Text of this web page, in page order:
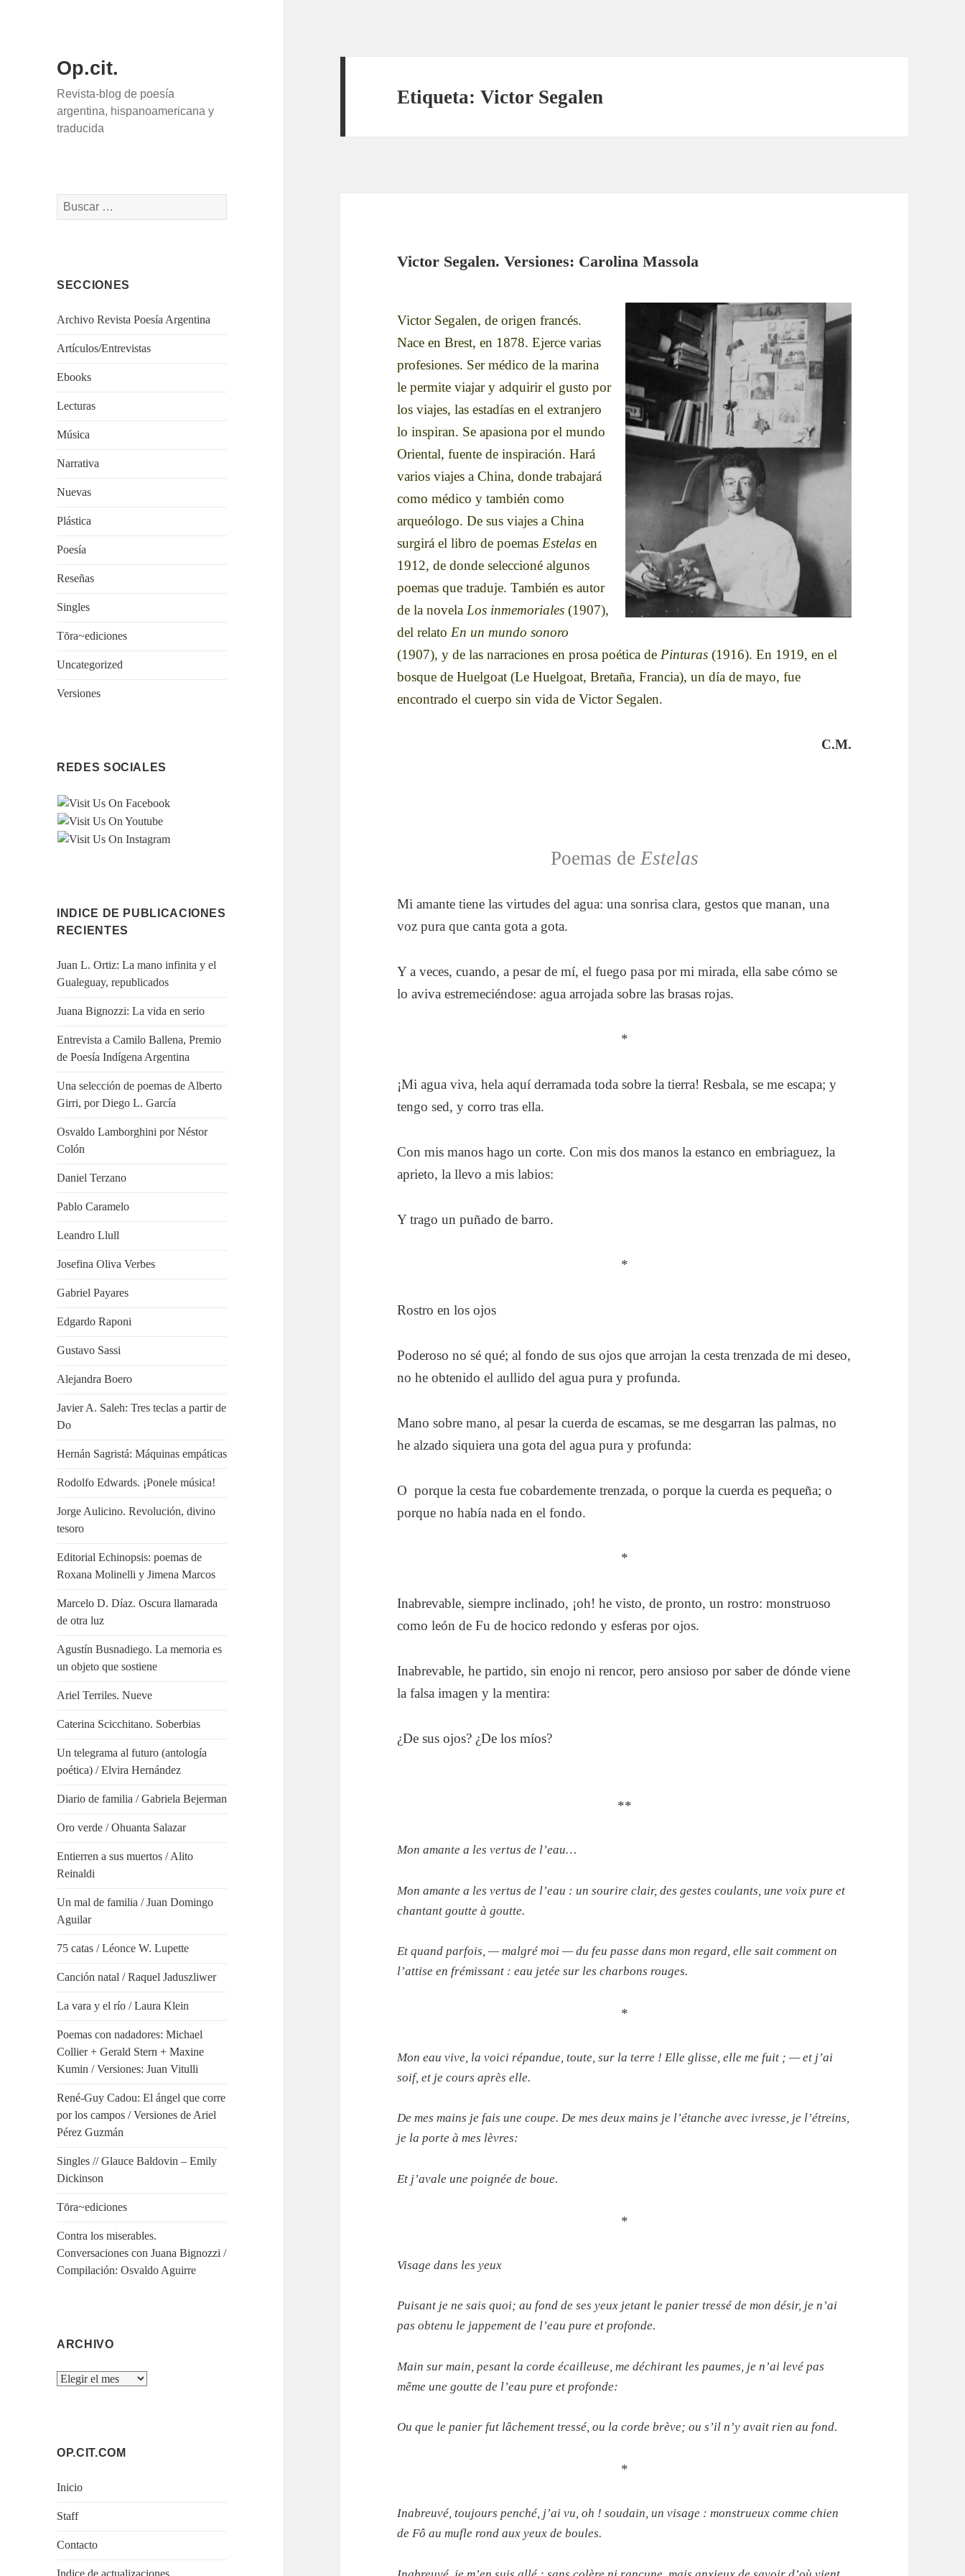
Op.cit.
Revista-blog de poesía
argentina, hispanoamericana y
traducida
Buscar:
SECCIONES
Archivo Revista Poesía Argentina
Artículos/Entrevistas
Ebooks
Lecturas
Música
Narrativa
Nuevas
Plástica
Poesía
Reseñas
Singles
Tōra~ediciones
Uncategorized
Versiones
REDES SOCIALES
INDICE DE PUBLICACIONES
RECIENTES
Juan L. Ortiz: La mano infinita y el
Gualeguay, republicados
Juana Bignozzi: La vida en serio
Entrevista a Camilo Ballena, Premio
de Poesía Indígena Argentina
Una selección de poemas de Alberto
Girri, por Diego L. García
Osvaldo Lamborghini por Néstor
Colón
Daniel Terzano
Pablo Caramelo
Leandro Llull
Josefina Oliva Verbes
Gabriel Payares
Edgardo Raponi
Gustavo Sassi
Alejandra Boero
Javier A. Saleh: Tres teclas a partir de
Do
Hernán Sagristá: Máquinas empáticas
Rodolfo Edwards. ¡Ponele música!
Jorge Aulicino. Revolución, divino
tesoro
Editorial Echinopsis: poemas de
Roxana Molinelli y Jimena Marcos
Marcelo D. Díaz. Oscura llamarada
de otra luz
Agustín Busnadiego. La memoria es
un objeto que sostiene
Ariel Terriles. Nueve
Caterina Scicchitano. Soberbias
Un telegrama al futuro (antología
poética) / Elvira Hernández
Diario de familia / Gabriela Bejerman
Oro verde / Ohuanta Salazar
Entierren a sus muertos / Alito
Reinaldi
Un mal de familia / Juan Domingo
Aguilar
75 catas / Léonce W. Lupette
Canción natal / Raquel Jaduszliwer
La vara y el río / Laura Klein
Poemas con nadadores: Michael
Collier + Gerald Stern + Maxine
Kumin / Versiones: Juan Vitulli
René-Guy Cadou: El ángel que corre
por los campos / Versiones de Ariel
Pérez Guzmán
Singles // Glauce Baldovin – Emily
Dickinson
Tōra~ediciones
Contra los miserables.
Conversaciones con Juana Bignozzi /
Compilación: Osvaldo Aguirre
ARCHIVO
Archivo
OP.CIT.COM
Inicio
Staff
Contacto
Etiqueta:Victor Segalen
Victor Segalen. Versiones: Carolina Massola
Victor Segalen, de origen francés.
Nace en Brest, en 1878. Ejerce varias
profesiones. Ser médico de la marina
le permite viajar y adquirir el gusto por
los viajes, las estadías en el extranjero
lo inspiran. Se apasiona por el mundo
Oriental, fuente de inspiración. Hará
varios viajes a China, donde trabajará
como médico y también como
arqueólogo. De sus viajes a China
surgirá el libro de poemas Estelas en
1912, de donde seleccioné algunos
poemas que traduje. También es autor
de la novela Los inmemoriales (1907),
del relato En un mundo sonoro
(1907), y de las narraciones en prosa poética de Pinturas (1916). En 1919, en el
bosque de Huelgoat (Le Huelgoat, Bretaña, Francia), un día de mayo, fue
encontrado el cuerpo sin vida de Victor Segalen.
C.M.
Poemas de Estelas
Mi amante tiene las virtudes del agua: una sonrisa clara, gestos que manan, una
voz pura que canta gota a gota.
Y a veces, cuando, a pesar de mí, el fuego pasa por mi mirada, ella sabe cómo se
lo aviva estremeciéndose: agua arrojada sobre las brasas rojas.
*
¡Mi agua viva, hela aquí derramada toda sobre la tierra! Resbala, se me escapa; y
tengo sed, y corro tras ella.
Con mis manos hago un corte. Con mis dos manos la estanco en embriaguez, la
aprieto, la llevo a mis labios:
Y trago un puñado de barro.
*
Rostro en los ojos
Poderoso no sé qué; al fondo de sus ojos que arrojan la cesta trenzada de mi deseo,
no he obtenido el aullido del agua pura y profunda.
Mano sobre mano, al pesar la cuerda de escamas, se me desgarran las palmas, no
he alzado siquiera una gota del agua pura y profunda:
O porque la cesta fue cobardemente trenzada, o porque la cuerda es pequeña; o
porque no había nada en el fondo.
*
Inabrevable, siempre inclinado, ¡oh! he visto, de pronto, un rostro: monstruoso
como león de Fu de hocico redondo y esferas por ojos.
Inabrevable, he partido, sin enojo ni rencor, pero ansioso por saber de dónde viene
la falsa imagen y la mentira:
¿De sus ojos? ¿De los míos?
**
Mon amante a les vertus de l’eau…
Mon amante a les vertus de l’eau : un sourire clair, des gestes coulants, une voix pure et
chantant goutte à goutte.
Et quand parfois, — malgré moi — du feu passe dans mon regard, elle sait comment on
l’attise en frémissant : eau jetée sur les charbons rouges.
*
Mon eau vive, la voici répandue, toute, sur la terre ! Elle glisse, elle me fuit ; — et j’ai
soif, et je cours après elle.
De mes mains je fais une coupe. De mes deux mains je l’étanche avec ivresse, je l’étreins,
je la porte à mes lèvres:
Et j’avale une poignée de boue.
*
Visage dans les yeux
Puisant je ne sais quoi; au fond de ses yeux jetant le panier tressé de mon désir, je n’ai
pas obtenu le jappement de l’eau pure et profonde.
Main sur main, pesant la corde écailleuse, me déchirant les paumes, je n’ai levé pas
même une goutte de l’eau pure et profonde:
Ou que le panier fut lâchement tressé, ou la corde brève; ou s’il n’y avait rien au fond.
*
Inabreuvé, toujours penché, j’ai vu, oh ! soudain, un visage : monstrueux comme chien
de Fô au mufle rond aux yeux de boules.